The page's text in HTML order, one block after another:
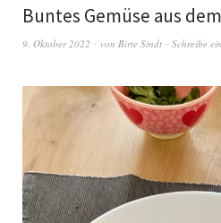
Buntes Gemüse aus
9. Oktober 2022 von Birte Sindt Schreibe